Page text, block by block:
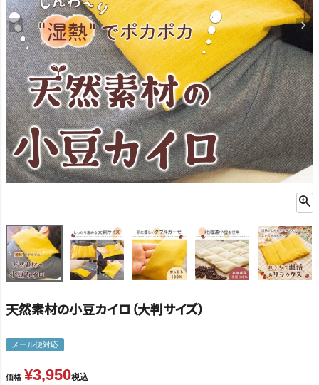
天然素材の小豆カイロ（大判サイズ）
メール便対応
価格 ¥3,950税込